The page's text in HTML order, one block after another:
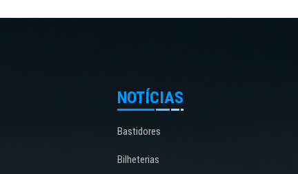
NOTÍCIAS
Bastidores
Bilheterias